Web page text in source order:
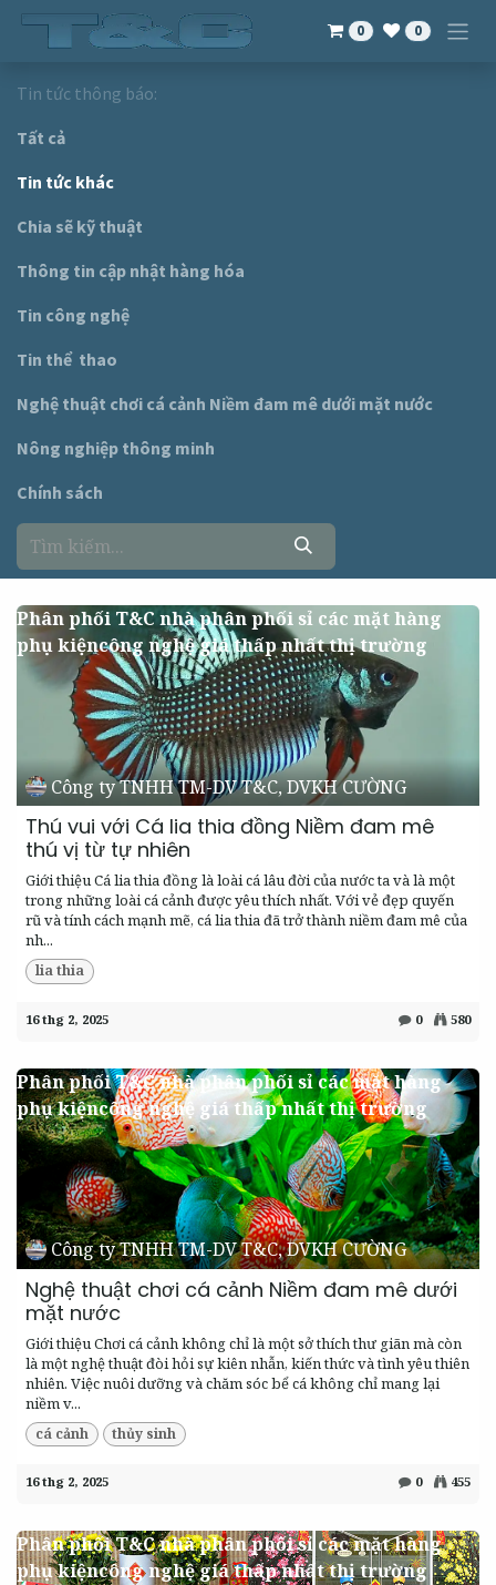
Bỏ qua để đến Nội dung
0 0
Tin tức thông báo:
Tất cả
Tin tức khác
Chia sẽ kỹ thuật
Thông tin cập nhật hàng hóa
Tin công nghệ
Tin thể thao
Nghệ thuật chơi cá cảnh Niềm đam mê dưới mặt nước
Nông nghiệp thông minh
Chính sách
Phân phối T&C nhà phân phối sỉ các mặt hàng
phụ kiệncông nghệ giá thấp nhất thị trường
Công ty TNHH TM-DV T&C, DVKH CƯỜNG
Thú vui với Cá lia thia đồng Niềm đam mê
thú vị từ tự nhiên
Giới thiệu Cá lia thia đồng là loài cá lâu đời của nước ta và là một
trong những loài cá cảnh được yêu thích nhất. Với vẻ đẹp quyến
rũ và tính cách mạnh mẽ, cá lia thia đã trở thành niềm đam mê của
nh...
lia thia
16 thg 2, 2025 0 580
Phân phối T&C nhà phân phối sỉ các mặt hàng
phụ kiệncông nghệ giá thấp nhất thị trường
Công ty TNHH TM-DV T&C, DVKH CƯỜNG
Nghệ thuật chơi cá cảnh Niềm đam mê dưới
mặt nước
Giới thiệu Chơi cá cảnh không chỉ là một sở thích thư giãn mà còn
là một nghệ thuật đòi hỏi sự kiên nhẫn, kiến thức và tình yêu thiên
nhiên. Việc nuôi dưỡng và chăm sóc bể cá không chỉ mang lại
niềm v...
cá cảnh thủy sinh
16 thg 2, 2025 0 455
Phân phối T&C nhà phân phối sỉ các mặt hàng
phụ kiệncông nghệ giá thấp nhất thị trường